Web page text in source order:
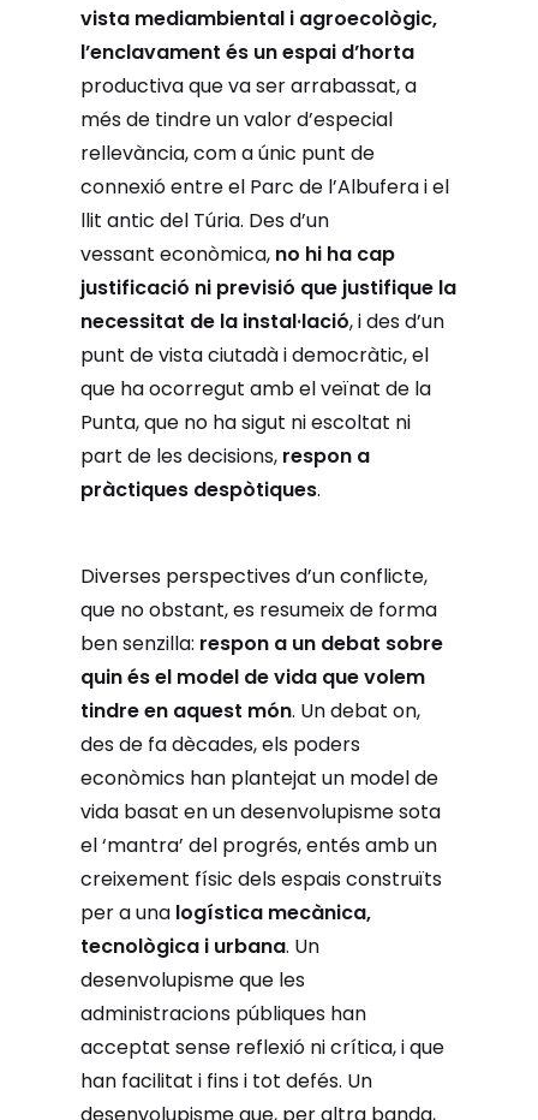
vista mediambiental i agroecològic,
l’enclavament és un espai d’horta
productiva que va ser arrabassat, a
més de tindre un valor d’especial
rellevància, com a únic punt de
connexió entre el Parc de l’Albufera i el
llit antic del Túria. Des d’un
vessanteconòmica, no hi ha cap
justificació ni previsió que justifique la
necessitat de la instal·lació, i des d’un
punt de vista ciutadà i democràtic, el
que ha ocorregut amb el veïnat de la
Punta, que no ha sigut ni escoltat ni
part de les decisions, respon a
pràctiques despòtiques.
Diverses perspectives d’un conflicte,
que no obstant, es resumeix de forma
ben senzilla: respon a un debat sobre
quin és el model de vida que volem
tindre en aquest món. Un debat on,
des de fa dècades, els poders
econòmics han plantejat un model de
vida basat en un desenvolupisme sota
el ‘mantra’ del progrés, entés amb un
creixement físic dels espais construïts
per a una logística mecànica,
tecnològica i urbana. Un
desenvolupisme que les
administracions públiques han
acceptat sense reflexió ni crítica, i que
han facilitat i fins i tot defés. Un